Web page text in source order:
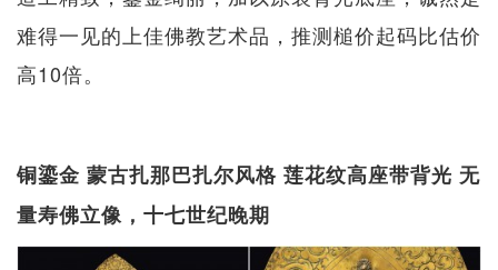
难得一见的上佳佛教艺术品，推测槌价起码比估价
高10倍。
铜鎏金 蒙古扎那巴扎尔风格 莲花纹高座带背光 无
量寿佛立像，十七世纪晚期